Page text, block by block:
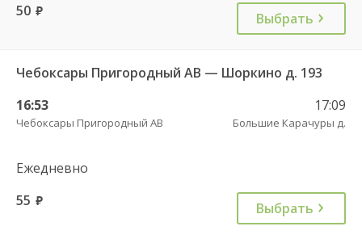
50 руб. Выбрать
Чебоксары Пригородный АВ — Шоркино д. 193
16:53
Чебоксары Пригородный АВ
17:09
Большие Карачуры д.
Ежедневно
55 руб. Выбрать